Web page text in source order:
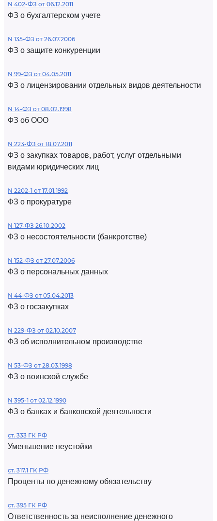
N 402-ФЗ от 06.12.2011
ФЗ о бухгалтерском учете
N 135-ФЗ от 26.07.2006
ФЗ о защите конкуренции
N 99-ФЗ от 04.05.2011
ФЗ о лицензировании отдельных видов деятельности
N 14-ФЗ от 08.02.1998
ФЗ об ООО
N 223-ФЗ от 18.07.2011
ФЗ о закупках товаров, работ, услуг отдельными
видами юридических лиц
N 2202-1 от 17.01.1992
ФЗ о прокуратуре
N 127-ФЗ 26.10.2002
ФЗ о несостоятельности (банкротстве)
N 152-ФЗ от 27.07.2006
ФЗ о персональных данных
N 44-ФЗ от 05.04.2013
ФЗ о госзакупках
N 229-ФЗ от 02.10.2007
ФЗ об исполнительном производстве
N 53-ФЗ от 28.03.1998
ФЗ о воинской службе
N 395-1 от 02.12.1990
ФЗ о банках и банковской деятельности
ст. 333 ГК РФ
Уменьшение неустойки
ст. 317.1 ГК РФ
Проценты по денежному обязательству
ст. 395 ГК РФ
Ответственность за неисполнение денежного